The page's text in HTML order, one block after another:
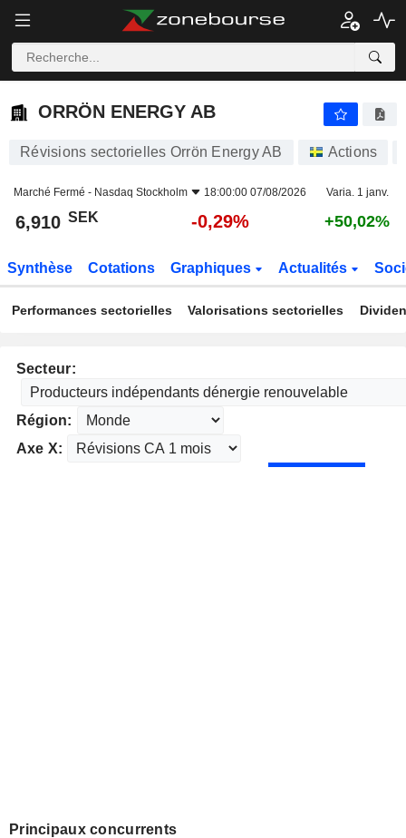
ORRÖN ENERGY AB -0,29%
ORRÖN ENERGY AB
Révisions sectorielles Orrön Energy AB Actions
Marché Fermé - Nasdaq Stockholm 18:00:00 07/08/2026 Varia. 1 janv.
6,910 SEK -0,29% +50,02%
Synthèse Cotations Graphiques Actualités
Performances sectorielles Valorisations sectorielles
Secteur:
Région:
Axe X:
Principaux concurrents